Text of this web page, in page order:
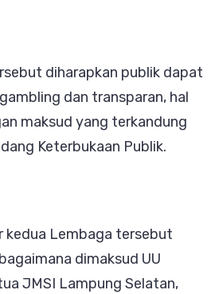
diharapkan publik dapat
dan transparan, hal
maksud yang terkandung
Keterbukaan Publik.
kedua Lembaga tersebut
dimaksud UU
JMSI Lampung Selatan,